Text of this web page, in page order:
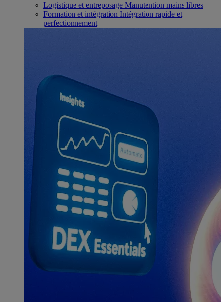
Logistique et entreposage Manutention mains libres
Formation et intégration Intégration rapide et
perfectionnement